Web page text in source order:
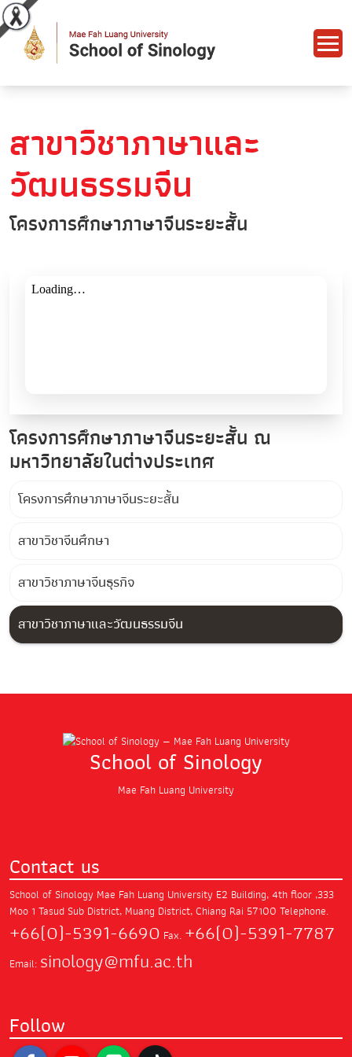
สาขาวิชาภาษาและ
วัฒนธรรมจีน
โครงการศึกษาภาษาจีนระยะสั้น
โครงการศึกษาภาษาจีนระยะสั้น ณ
มหาวิทยาลัยในต่างประเทศ
โครงการศึกษาภาษาจีนระยะสั้น
สาขาวิชาจีนศึกษา
สาขาวิชาภาษาจีนธุรกิจ
สาขาวิชาภาษาและวัฒนธรรมจีน
School of Sinology
Mae Fah Luang University
Contact us
School of Sinology Mae Fah Luang University E2 Building, 4th floor ,333
Moo 1 Tasud Sub District, Muang District, Chiang Rai 57100 Telephone.
+66(0)-5391-6690 Fax. +66(0)-5391-7787
Email: sinology@mfu.ac.th
Follow